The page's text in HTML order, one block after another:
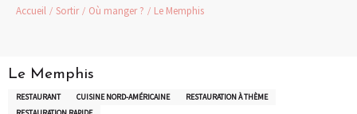
Accueil Sortir Où manger ? Le Memphis
Le Memphis
RESTAURANT CUISINE NORD-AMÉRICAINE
RESTAURATION À THÈME